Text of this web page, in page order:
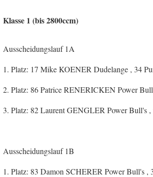
Klasse 1 (bis 2800ccm)
Ausscheidungslauf 1A
1. Platz: 17 Mike KOENER Dudelange , 34
2. Platz: 86 Patrice RENERICKEN Power
3. Platz: 82 Laurent GENGLER Power Bull's ,
Ausscheidungslauf 1B
1. Platz: 83 Damon SCHERER Power Bull's ,